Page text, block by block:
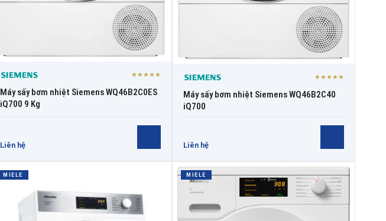
★★★★★
Máy sấy bơm nhiệt Siemens WQ46B2C0ES
iQ700 9 Kg
Liên hệ
★★★★★
Máy sấy bơm nhiệt Siemens WQ46B2C40
iQ700
Liên hệ
MIELE MIELE